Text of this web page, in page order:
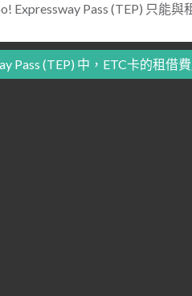
Expressway Pass (TEP) 只能與
Pass (TEP) 中，ETC卡的租借